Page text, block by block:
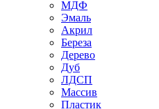
МДФ
Эмаль
Акрил
Береза
Дерево
Дуб
ЛДСП
Массив
Пластик